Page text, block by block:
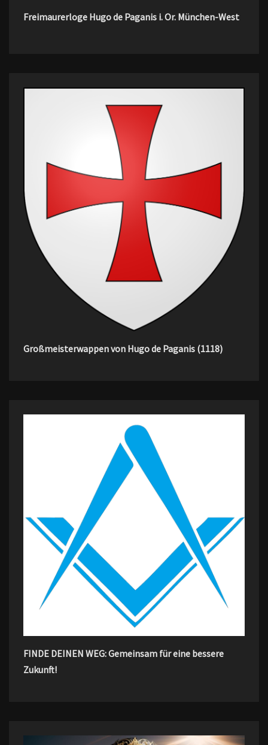
Freimaurerloge Hugo de Paganis i. Or. München-West
Großmeisterwappen von Hugo de Paganis (1118)
FINDE DEINEN WEG: Gemeinsam für eine bessere
Zukunft!